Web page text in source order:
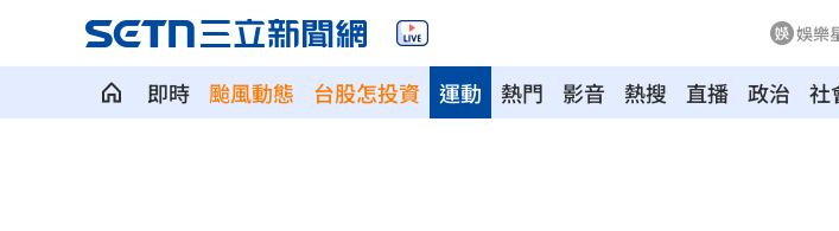
娛樂
即時 颱風動態 台股怎投資 熱門 影音 熱搜 直播 政治 社
運動